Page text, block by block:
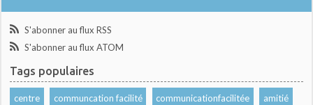
S'abonner au flux RSS
S'abonner au flux ATOM
Tags populaires
centre communcation facilité communicationfacilitée amitié